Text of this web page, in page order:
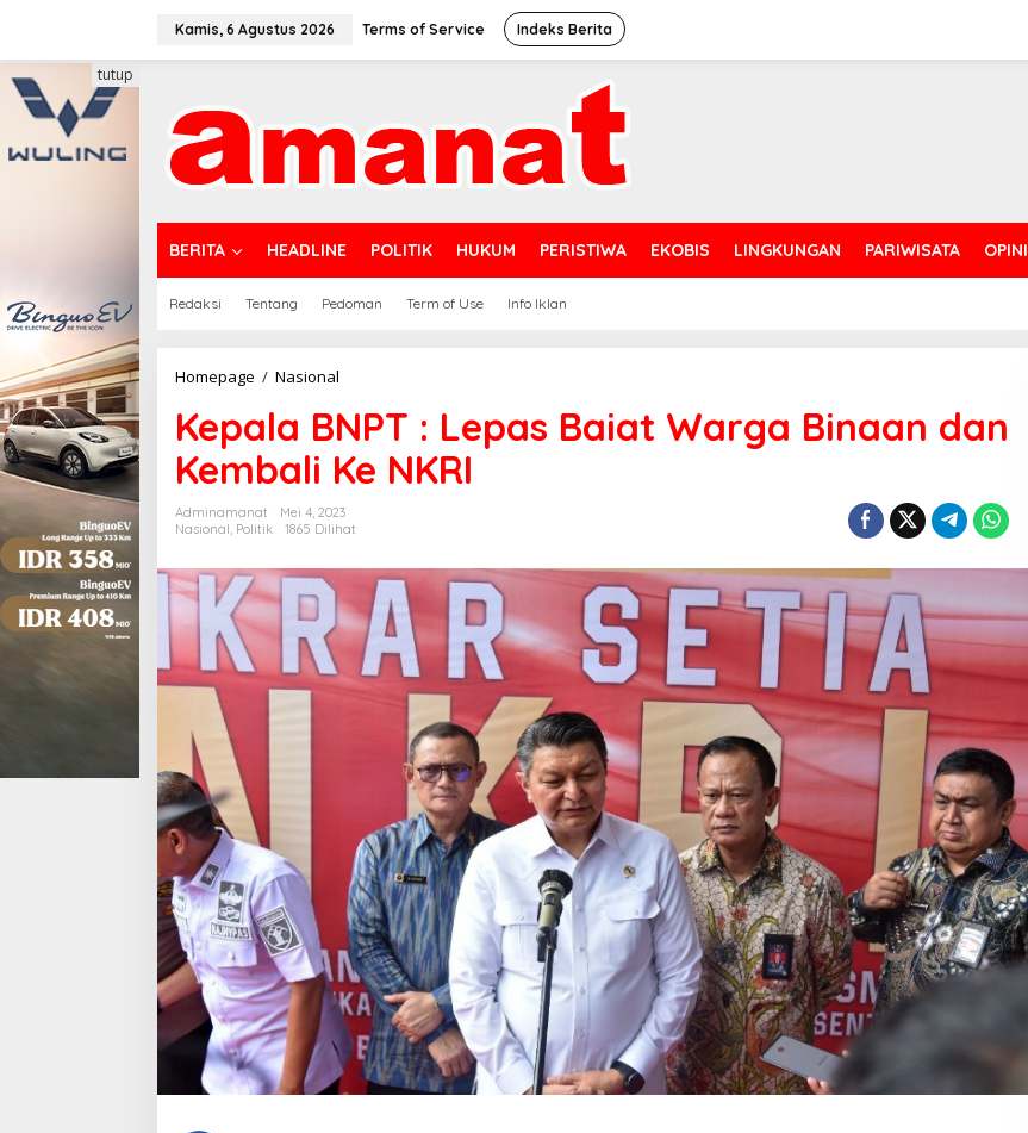
Kamis, 6 Agustus 2026 Terms of Service Indeks Berita
BERITA HEADLINE POLITIK HUKUM PERISTIWA EKOBIS LINGKUNGAN PARIWISATA OPINI
Redaksi Tentang Pedoman Term of Use Info Iklan
tutup
Homepage / Nasional
:
Lepas
Baiat
Warga
Binaan
dan
Ke
Kepala BNPT : Lepas Baiat Warga Binaan dan
Kembali Ke NKRI
Adminamanat
Mei 4, 2023
Nasional, Politik 1865 Dilihat